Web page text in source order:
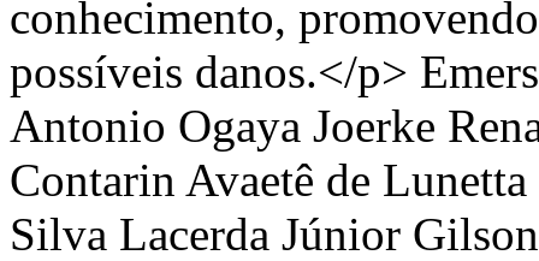
conhecimento,
possíveis danos.</p>
Antonio Ogaya Joerke
Contarin Avaetê de
Silva Lacerda Júnior